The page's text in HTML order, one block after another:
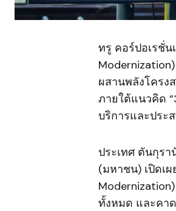
ทรู คอร์ปอเรชั่
ผสานพลังโครง
ภายใต้แนวคิด
บริการและประ
ประเทศ ตันกุร
(มหาชน) เปิดเ
ทั้งหมด และคา